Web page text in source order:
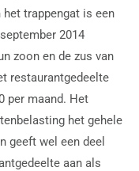
het trappengat is een
2014
zoon en de zus van
restaurantgedeelte
per maand. Het
het gehele
geeft wel een deel
aan als